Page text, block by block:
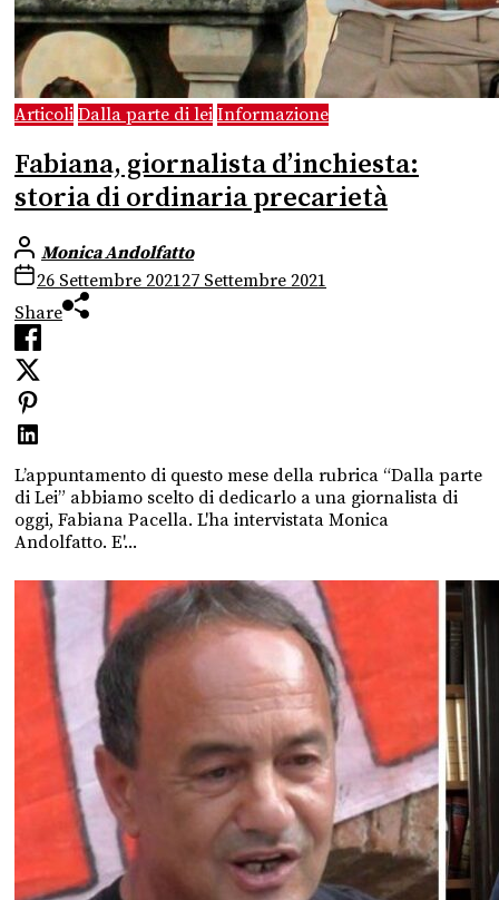
Articoli Dalla parte di lei Informazione
Fabiana, giornalista d’inchiesta:
storia di ordinaria precarietà
Monica Andolfatto
26 Settembre 202127 Settembre 2021
Share
L’appuntamento di questo mese della rubrica “Dalla parte
di Lei” abbiamo scelto di dedicarlo a una giornalista di
oggi, Fabiana Pacella. L'ha intervistata Monica
Andolfatto. E'...